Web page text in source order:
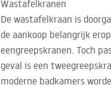
Wastafelkranen
De wastafelkraan is
de aankoop belangrijk
eengreepskranen. Toch
geval is een
moderne badkamers